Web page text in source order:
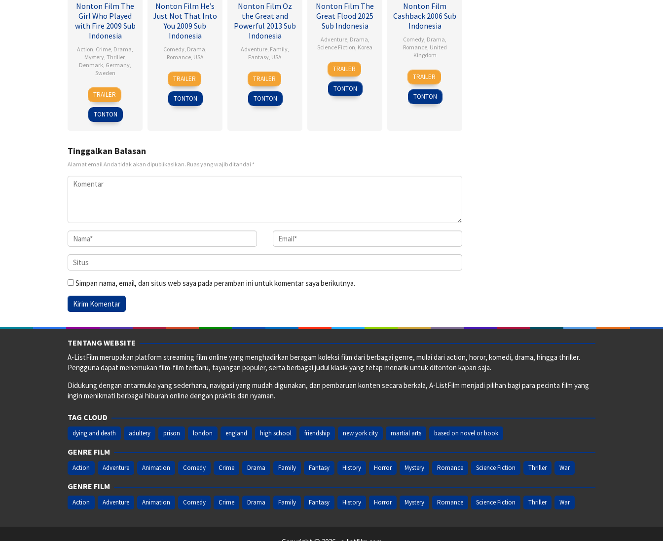
Nonton Film The
Girl Who Played
with Fire 2009 Sub
Indonesia
Action Crime Drama
Mystery Thriller,
Denmark Germany
Sweden
18
Sep
2009
Daniel
Alfredson
TRAILER
TONTON
Nonton Film He’s
Just Not That Into
You 2009 Sub
Indonesia
Comedy Drama
Romance, USA
6
Feb
2009
Ken
Kwapis
TRAILER
TONTON
Nonton Film Oz
the Great and
Powerful 2013 Sub
Indonesia
Adventure Family
Fantasy USA
7
Mar
2013
Sam
Raimi
TRAILER
TONTON
Nonton Film The
Great Flood 2025
Sub Indonesia
Adventure, Drama
Science Fiction Korea
18
Sep
2025
Kim
Byung-
woo
TRAILER
TONTON
Nonton Film
Cashback 2006 Sub
Indonesia
Comedy Drama
Romance, United
Kingdom
17
Jan
2007
Sean
Ellis
TRAILER
TONTON
Tinggalkan Balasan
Alamat email Anda tidak akan dipublikasikan. Ruas yang wajib ditandai *
Simpan nama, email, dan situs web saya pada peramban ini untuk komentar saya berikutnya.
TENTANG WEBSITE
A-ListFilm merupakan platform streaming film online yang menghadirkan beragam koleksi film dari berbagai genre, mulai dari action, horor, komedi, drama, hingga thriller.
Pengguna dapat menemukan film-film terbaru, tayangan populer, serta berbagai judul klasik yang tetap menarik untuk ditonton kapan saja.
Didukung dengan antarmuka yang sederhana, navigasi yang mudah digunakan, dan pembaruan konten secara berkala, A-ListFilm menjadi pilihan bagi para pecinta film yang
ingin menikmati berbagai hiburan online dengan praktis dan nyaman.
TAG CLOUD
dying and death adultery prison london england high school friendship new york city martial arts based on novel or book
GENRE FILM
Action Adventure Animation Comedy Crime Drama Family Fantasy History Horror Mystery Romance Science Fiction Thriller War
GENRE FILM
Action Adventure Animation Comedy Crime Drama Family Fantasy History Horror Mystery Romance Science Fiction Thriller War